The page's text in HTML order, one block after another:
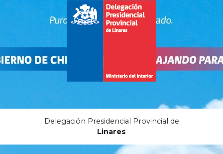
Delegación Presidencial Provincial de
Linares